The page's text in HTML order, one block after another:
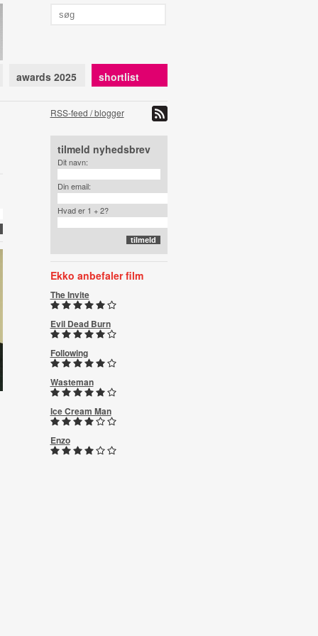
awards 2025 shortlist
RSS-feed / blogger
tilmeld nyhedsbrev
Dit navn:
Din email:
Hvad er 1 + 2?
Ekko anbefaler film
The Invite
Evil Dead Burn
Following
Wasteman
Ice Cream Man
Enzo